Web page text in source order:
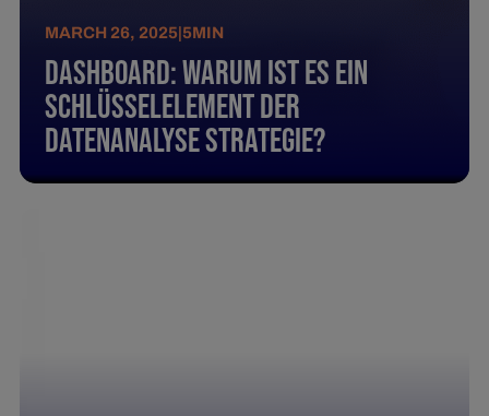
MARCH 26, 2025 |5MIN
Dashboard: Warum ist es ein
Schlüsselelement der
Datenanalyse Strategie?